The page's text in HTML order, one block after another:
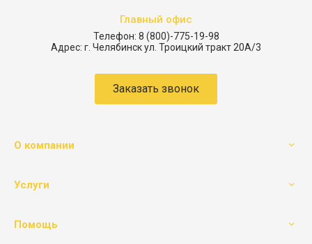
Главный офис
Телефон: 8 (800)-775-19-98
Адрес: г. Челябинск ул. Троицкий тракт 20А/3
Заказать звонок
О компании
Услуги
Помощь